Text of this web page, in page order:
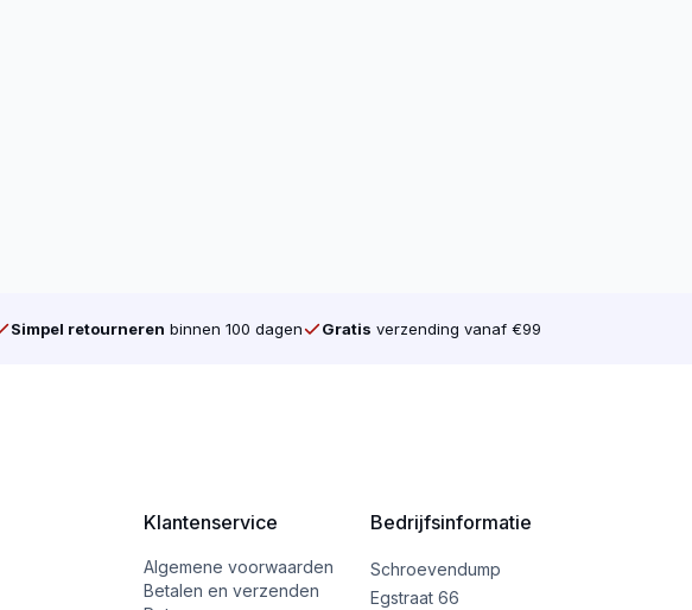
Simpel retourneren binnen 100 dagen Gratis verzending vanaf €99
Klantenservice
Algemene voorwaarden
Betalen en verzenden
Bedrijfsinformatie
Schroevendump
Egstraat 66